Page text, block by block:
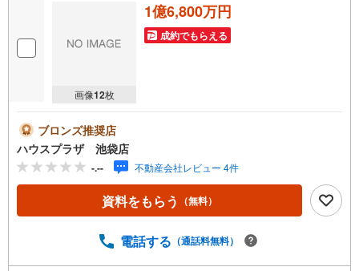
画像12枚
1億6,800万円
成約でもらえる
ブロンズ推奨店
ハウスプラザ 池袋店
-.-- 不動産会社レビュー 4件
資料をもらう （無料）
電話する （通話料無料）